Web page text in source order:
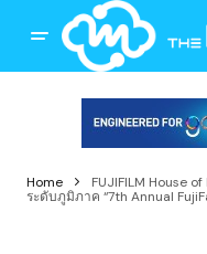
Home
FUJIFILM House
ระดับภูมิภาค “7th Annual